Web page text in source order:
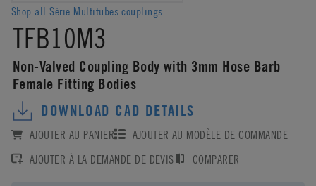
Shop all Série Multitubes couplings
TFB10M3
Non-Valved Coupling Body with 3mm Hose Barb
Female Fitting Bodies
DOWNLOAD CAD DETAILS
AJOUTER AU PANIER
AJOUTER AU MODÈLE DE COMMANDE
AJOUTER À LA DEMANDE DE DEVIS
COMPARER